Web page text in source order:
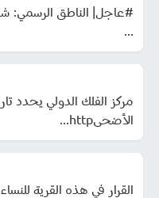
#عاجل| الناطق الرسمي:
...
مركز الفلك الدولي يحدد
الأضحىhttp...
القرار في هذه القرية